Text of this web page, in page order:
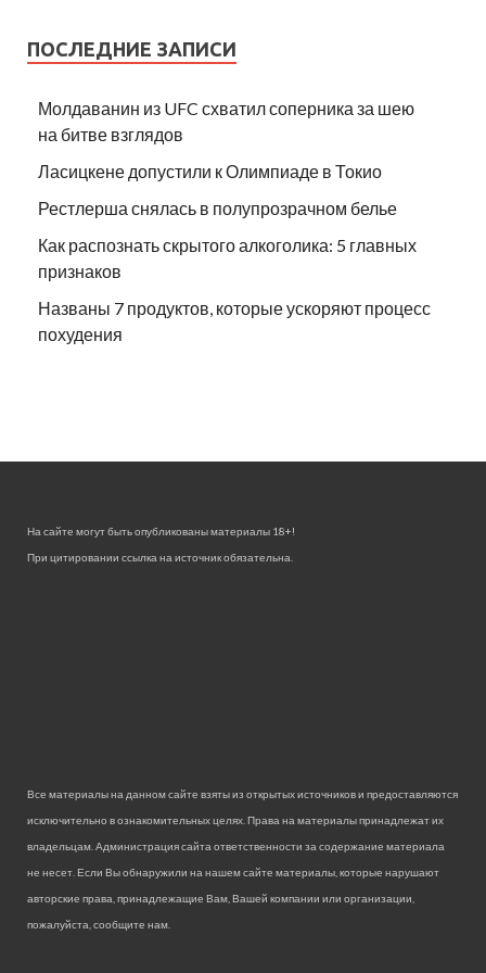
ПОСЛЕДНИЕ ЗАПИСИ
Молдаванин из UFC схватил соперника за шею
на битве взглядов
Ласицкене допустили к Олимпиаде в Токио
Рестлерша снялась в полупрозрачном белье
Как распознать скрытого алкоголика: 5 главных
признаков
Названы 7 продуктов, которые ускоряют процесс
похудения
На сайте могут быть опубликованы материалы 18+!
При цитировании ссылка на источник обязательна.
Все материалы на данном сайте взяты из открытых источников и предоставляются
исключительно в ознакомительных целях. Права на материалы принадлежат их
владельцам. Администрация сайта ответственности за содержание материала
не несет. Если Вы обнаружили на нашем сайте материалы, которые нарушают
авторские права, принадлежащие Вам, Вашей компании или организации,
пожалуйста, сообщите нам.